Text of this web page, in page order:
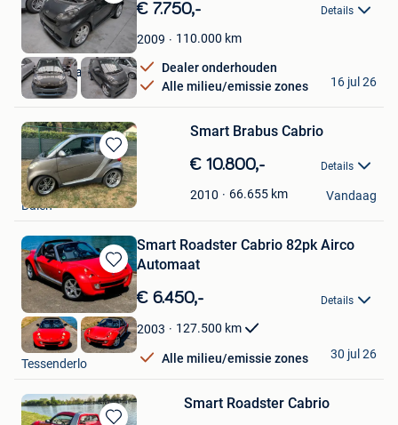
Bewaren
in
Mijn
Favorieten
€ 7.750,- Details
2009 110.000 km
Dealer onderhouden
Alle milieu/emissie zones
Car One sa
Evere
16 jul 26
Bewaren
in
Mijn
Favorieten
Smart Brabus Cabrio
€ 10.800,- Details
2010 66.655 km
Guy Huysmans
Balen
Vandaag
Bewaren
in
Mijn
Favorieten
Smart Roadster Cabrio 82pk Airco
Automaat
€ 6.450,- Details
2003 127.500 km
Alle milieu/emissie zones
RoadCare
Tessenderlo
30 jul 26
Smart Roadster Cabrio